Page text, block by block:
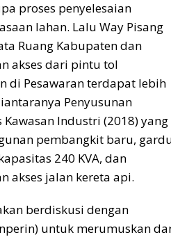
proses penyelesaian
lahan. Lalu Way Pisang
Ruang Kabupaten dan
akses dari pintu tol
di Pesawaran terdapat lebih
Penyusunan
Industri (2018) yang
pembangkit baru,
240 KVA, dan
akses jalan kereta api.
berdiskusi dengan
untuk merumuskan